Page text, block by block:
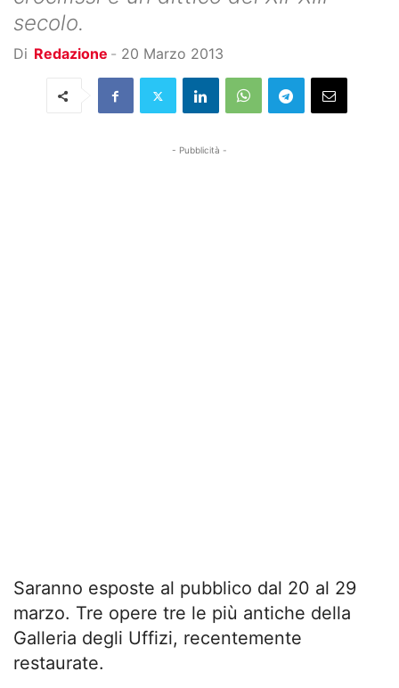
secolo.
Di Redazione - 20 Marzo 2013
- Pubblicità -
Saranno esposte al pubblico dal 20 al 29
marzo. Tre opere tre le più antiche della
Galleria degli Uffizi, recentemente
restaurate.